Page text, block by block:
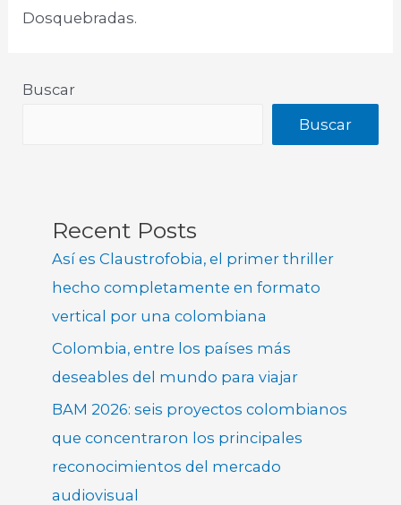
Dosquebradas.​
Buscar
Buscar
Recent Posts
Así es Claustrofobia, el primer thriller
hecho completamente en formato
vertical por una colombiana
Colombia, entre los países más
deseables del mundo para viajar
BAM 2026: seis proyectos colombianos
que concentraron los principales
reconocimientos del mercado
audiovisual